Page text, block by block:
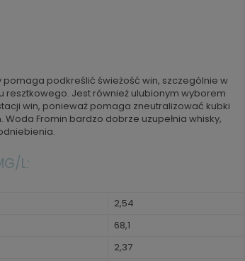
podkreślić świeżość win, szczególnie w
Jest również ulubionym wyborem
win, ponieważ pomaga zneutralizować kubki
Fromin bardzo dobrze uzupełnia whisky,
L:
2,54
68,1
2,37